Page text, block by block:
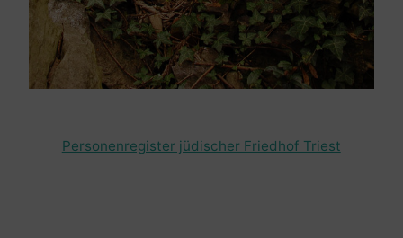
Personenregister jüdischer Friedhof Triest